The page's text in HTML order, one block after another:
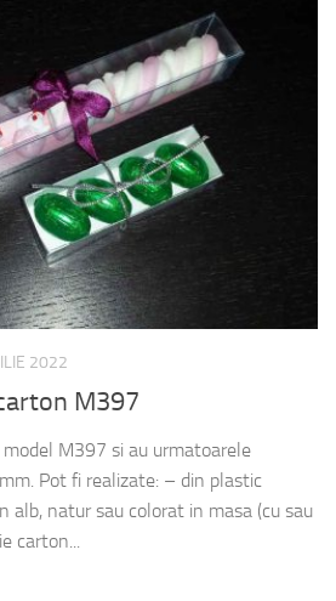
2022
M397
M397 si au urmatoarele
Pot fi realizate: – din plastic
alb, natur sau colorat in masa (cu sau
carton...